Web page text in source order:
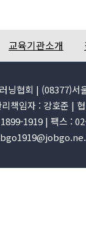
교육기관소개
닝협회 | (08377)서
책임자 : 강호준 |
1919 | 팩스 :